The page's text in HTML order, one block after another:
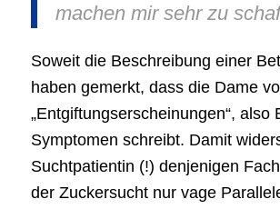
machen mir sehr zu
Soweit die Beschreibung einer
haben gemerkt, dass die Dame
„Entgiftungserscheinungen“, also
Symptomen schreibt. Damit
Suchtpatientin (!) denjenigen
der Zuckersucht nur vage